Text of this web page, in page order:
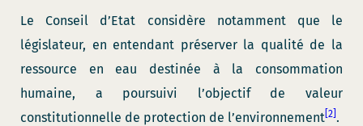
Le Conseil d’Etat considère notamment que le
législateur, en entendant préserver la qualité de la
ressource en eau destinée à la consommation
humaine, a poursuivi l’objectif de valeur
constitutionnelle de protection de l’environnement [2] .